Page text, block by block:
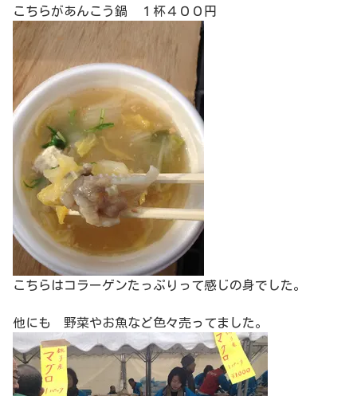
こちらがあんこう鍋 １杯４００円
こちらはコラーゲンたっぷりって感じの身でした。
他にも 野菜やお魚など色々売ってました。